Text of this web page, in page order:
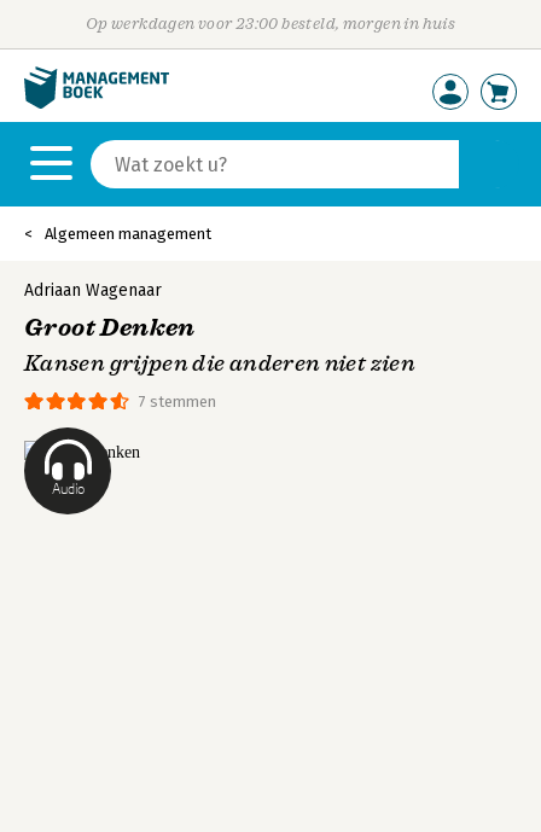
Op werkdagen voor 23:00 besteld, morgen in huis
Algemeen management
Audio
7 stemmen
Adriaan Wagenaar
Groot Denken
Kansen grijpen die anderen niet zien